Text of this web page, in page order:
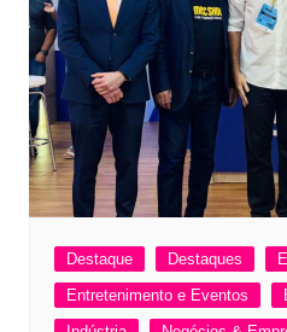
Destaque Destaques
Entretenimento e Eventos